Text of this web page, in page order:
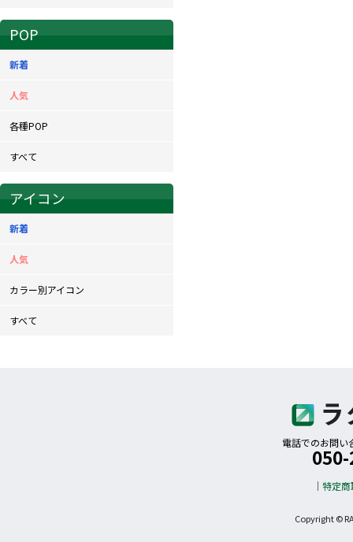
POP
新着
人気
各種POP
すべて
アイコン
新着
人気
カラー別アイコン
すべて
電話でのお問い
特定
Copyright ©